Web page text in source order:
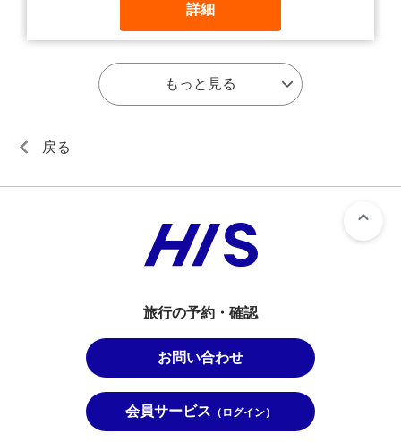
詳細
もっと見る
戻る
旅行の予約・確認
お問い合わせ
会員サービス （ログイン）